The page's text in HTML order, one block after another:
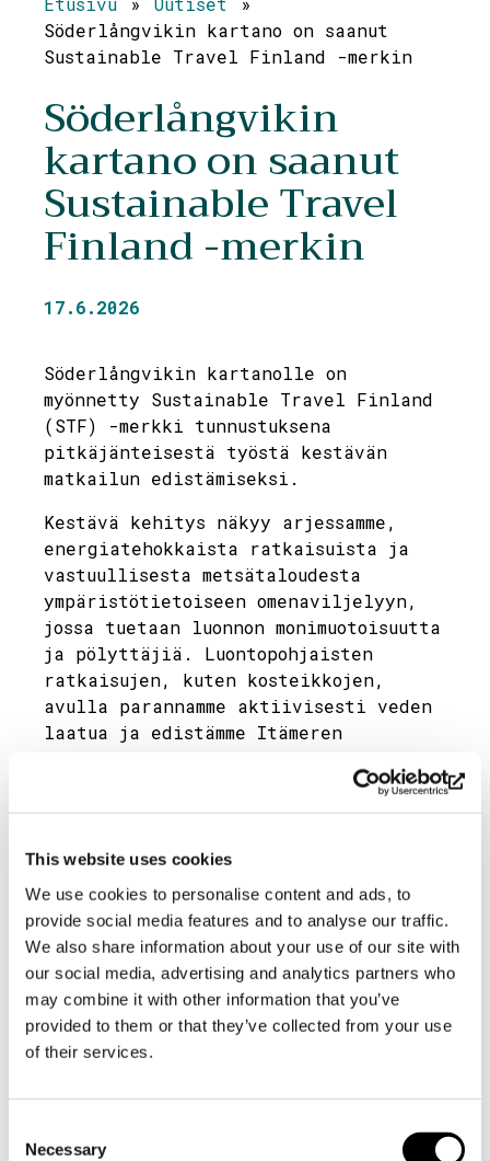
This website uses cookies
We use cookies to personalise content and ads, to
provide social media features and to analyse our traffic.
We also share information about your use of our site with
our social media, advertising and analytics partners who
may combine it with other information that you’ve
provided to them or that they’ve collected from your use
of their services.
Selection
Necessary
Söderlångvikin kartano on saanut
Sustainable Travel Finland -merkin
Jaa
Söderlångvikin
kartano on saanut
Sustainable Travel
Finland -merkin
17.6.2026
Söderlångvikin kartanolle on
myönnetty Sustainable Travel Finland
(STF) -merkki tunnustuksena
pitkäjänteisestä työstä kestävän
matkailun edistämiseksi.
Kestävä kehitys näkyy arjessamme,
energiatehokkaista ratkaisuista ja
vastuullisesta metsätaloudesta
ympäristötietoiseen omenaviljelyyn,
jossa tuetaan luonnon monimuotoisuutta
ja pölyttäjiä. Luontopohjaisten
ratkaisujen, kuten kosteikkojen,
avulla parannamme aktiivisesti veden
laatua ja edistämme Itämeren
Työ jatkuu selkeiden tavoitteiden ja
kohti kestävää ja elinvoimaista
Tilaa Söderlångvikin uutiskirje